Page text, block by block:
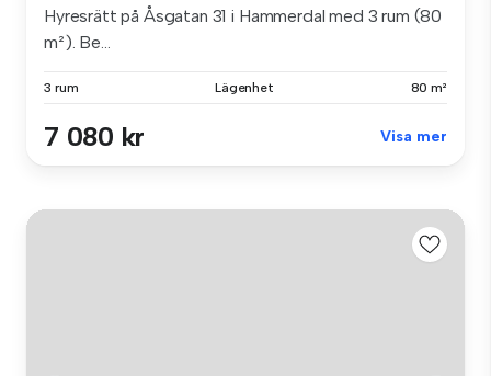
Hyresrätt på Åsgatan 31 i Hammerdal med 3 rum (80
m²). Be...
3 rum Lägenhet 80 m²
7 080 kr Visa mer